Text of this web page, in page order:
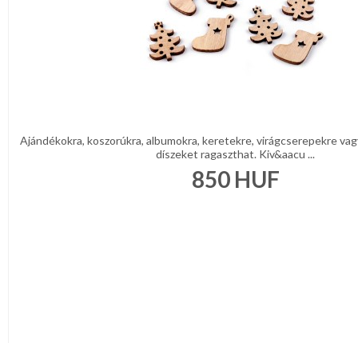
Ajándékokra, koszorúkra, albumokra, keretekre, virágcserepekre
díszeket ragaszthat. Kiv&aacu ...
850HUF